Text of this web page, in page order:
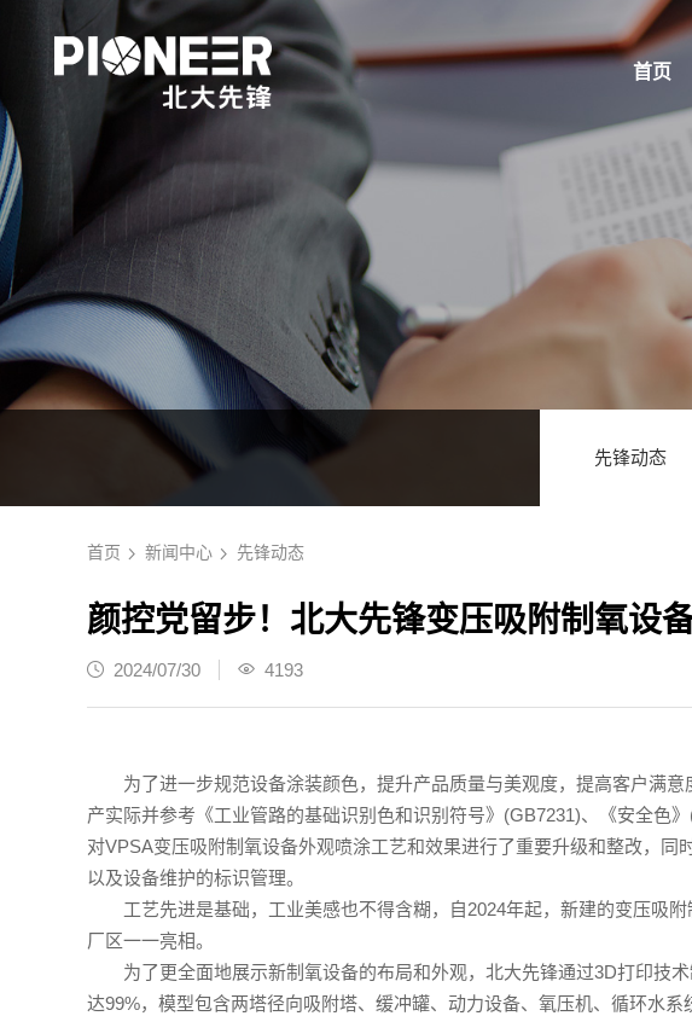
首页
先锋动态
首页 新闻中心 先锋动态
颜控党留步！北大先锋变压吸附制氧设
2024/07/30 4193
为了进一步规范设备涂装颜色，提升产品质量与美观度，提高客户满
产实际并参考《工业管路的基础识别色和识别符号》(GB7231)、《安全色
对VPSA变压吸附制氧设备外观喷涂工艺和效果进行了重要升级和整改，
以及设备维护的标识管理。
工艺先进是基础，工业美感也不得含糊，自2024年起，新建的变压吸
厂区一一亮相。
为了更全面地展示新制氧设备的布局和外观，北大先锋通过3D打印技
达99%，模型包含两塔径向吸附塔、缓冲罐、动力设备、氧压机、循环水